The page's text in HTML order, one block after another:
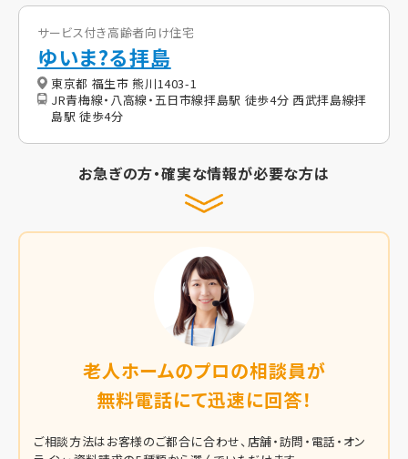
サービス付き高齢者向け住宅
ゆいま?る拝島
東京都 福生市 熊川1403-1
JR青梅線・八高線・五日市線拝島駅 徒歩4分 西武拝島線拝
島駅 徒歩4分
お急ぎの方・確実な情報が必要な方は
老人ホームのプロの相談員が
無料電話にて迅速に回答！
ご相談方法はお客様のご都合に合わせ、店舗・訪問・電話・オン